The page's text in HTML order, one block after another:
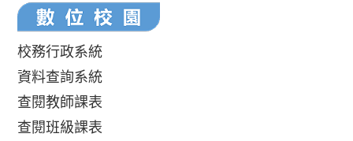
校務行政系統
資料查詢系統
查閱教師課表
查閱班級課表